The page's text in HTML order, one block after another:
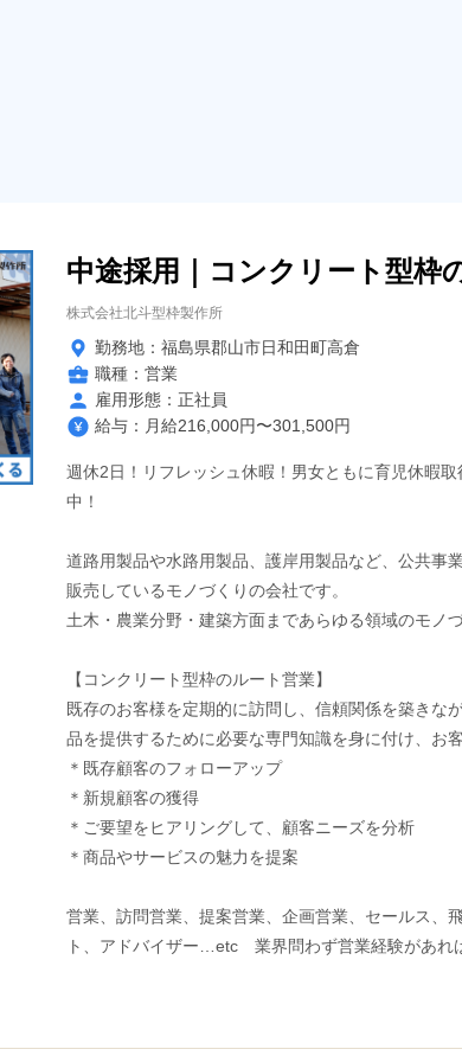
中途採用｜コンクリート型枠
株式会社北斗型枠製作所
勤務地：福島県郡山市日和田町高倉
職種：営業
雇用形態：正社員
給与：月給216,000円〜301,500円
週休2日！リフレッシュ休暇！男女ともに育児休暇
中！
道路用製品や水路用製品、護岸用製品など、公共事
販売しているモノづくりの会社です。
土木・農業分野・建築方面まであらゆる領域のモノ
【コンクリート型枠のルート営業】
既存のお客様を定期的に訪問し、信頼関係を築きな
品を提供するために必要な専門知識を身に付け、お
＊既存顧客のフォローアップ
＊新規顧客の獲得
＊ご要望をヒアリングして、顧客ニーズを分析
＊商品やサービスの魅力を提案
営業、訪問営業、提案営業、企画営業、セールス、
ト、アドバイザー…etc 業界問わず営業経験があれ